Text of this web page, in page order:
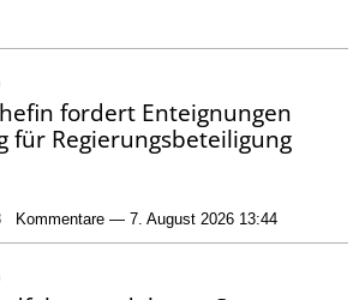
fordert Enteignungen
für Regierungsbeteiligung
Kommentare — 7. August 2026 13:44